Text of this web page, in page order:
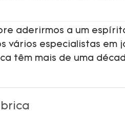
aderirmos a um
vários especialistas em
têm mais de uma